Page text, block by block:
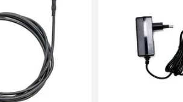
Kabely a adaptéry